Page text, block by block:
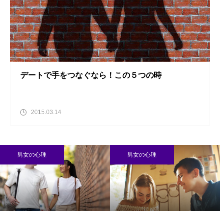
デートで手をつなぐなら！この５つの時
2015.03.14
男女の心理 男女